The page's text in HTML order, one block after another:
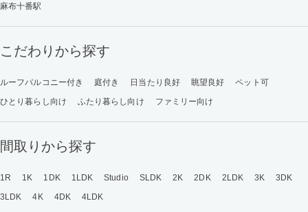
麻布十番駅
こだわりから探す
ルーフバルコニー付き 庭付き 日当たり良好 眺望良好
ペット可
ひとり暮らし向け
ふたり暮らし向け ファミリー向け
間取りから探す
1R 1K 1DK 1LDK Studio SLDK 2K 2DK 2LDK 3K
3DK
3LDK
4K 4DK 4LDK